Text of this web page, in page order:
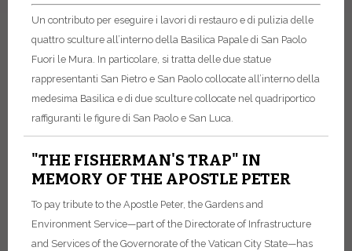
Un contributo per eseguire i lavori di restauro e di pulizia delle
quattro sculture all’interno della Basilica Papale di San Paolo
Fuori le Mura. In particolare, si tratta delle due statue
rappresentanti San Pietro e San Paolo collocate all’interno della
medesima Basilica e di due sculture collocate nel quadriportico
raffiguranti le figure di San Paolo e San Luca.
"THE FISHERMAN'S TRAP" IN
MEMORY OF THE APOSTLE PETER
To pay tribute to the Apostle Peter, the Gardens and
Environment Service—part of the Directorate of Infrastructure
and Services of the Governorate of the Vatican City State—has